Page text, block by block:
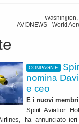
AVIONEWS - World
COMPAGNIE
nomina
e ceo
E i nuovi
Spirit Aviation
ha annunciato